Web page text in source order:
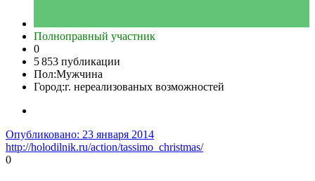
Полноправный участник
0
5 853 публикации
Пол:Мужчина
Город:г. нереализованых возможностей
Опубликовано: 23 января 2014
http://holodilnik.ru/action/tassimo_christmas/
0